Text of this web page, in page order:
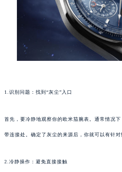
1.识别问题：找到“灰尘”入口
首先，要冷静地观察你的欧米茄腕表。通常情况
带连接处。确定了灰尘的来源后，你就可以有针对
2.冷静操作：避免直接接触